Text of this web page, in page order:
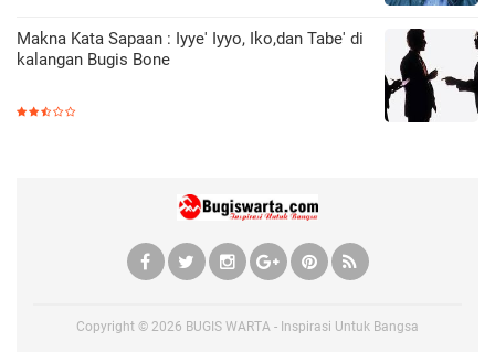
Makna Kata Sapaan : Iyye' Iyyo, Iko,dan Tabe' di
kalangan Bugis Bone
Copyright © 2026 BUGIS WARTA - Inspirasi Untuk Bangsa